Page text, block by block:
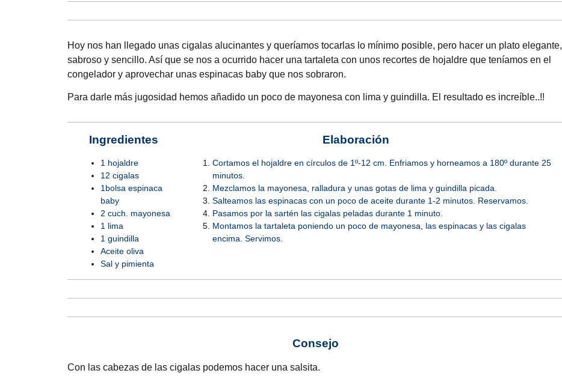
Hoy nos han llegado unas cigalas alucinantes y queríamos tocarlas lo mínimo posible, pero hacer un plato elegante,
sabroso y sencillo. Así que se nos a ocurrido hacer una tartaleta con unos recortes de hojaldre que teníamos en el
congelador y aprovechar unas espinacas baby que nos sobraron.
Para darle más jugosidad hemos añadido un poco de mayonesa con lima y guindilla. El resultado es increíble..!!
Ingredientes
1 hojaldre
12 cigalas
1bolsa espinaca
baby
2 cuch. mayonesa
1 lima
1 guindilla
Aceite oliva
Sal y pimienta
Elaboración
Cortamos el hojaldre en círculos de 1º-12 cm. Enfriamos y horneamos a 180º durante 25
minutos.
Mezclamos la mayonesa, ralladura y unas gotas de lima y guindilla picada.
Salteamos las espinacas con un poco de aceite durante 1-2 minutos. Reservamos.
Pasamos por la sartén las cigalas peladas durante 1 minuto.
Montamos la tartaleta poniendo un poco de mayonesa, las espinacas y las cigalas
encima. Servimos.
Consejo
Con las cabezas de las cigalas podemos hacer una salsita.